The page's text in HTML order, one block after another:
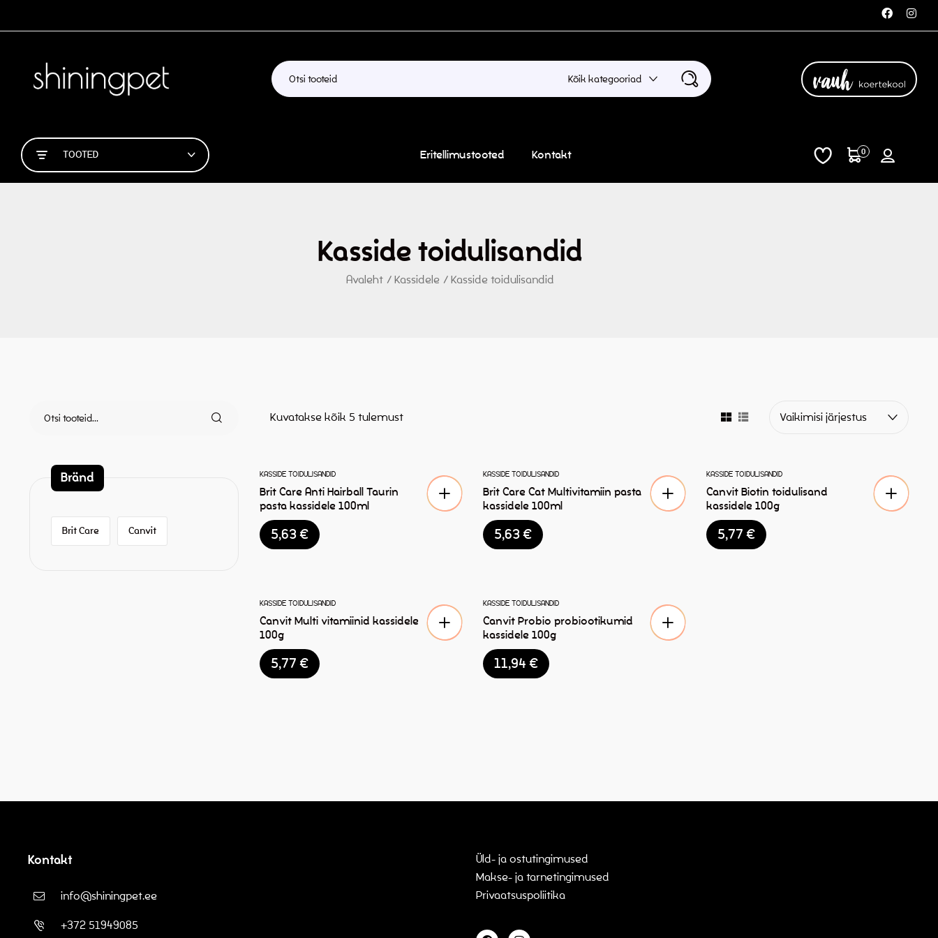
Kõik kategooriad
TOOTED Eritellimustooted Kontakt 0
Kasside toidulisandid
Avaleht / Kassidele / Kasside toidulisandid
Kuvatakse kõik 5 tulemust Vaikimisi järjestus
KASSIDE TOIDULISANDID
Brit Care Anti Hairball Taurin
pasta kassidele 100ml
5,63€
KASSIDE TOIDULISANDID
Brit Care Cat Multivitamiin pasta
kassidele 100ml
5,63€
KASSIDE TOIDULISANDID
Canvit Biotin toidulisand
kassidele 100g
5,77€
KASSIDE TOIDULISANDID
Canvit Multi vitamiinid kassidele
100g
5,77€
KASSIDE TOIDULISANDID
Canvit Probio probiootikumid
kassidele 100g
11,94€
Bränd
Brit Care Canvit
Kontakt
info@shiningpet.ee
+372 51949085
Üld- ja ostutingimused
Makse- ja tarnetingimused
Privaatsuspoliitika